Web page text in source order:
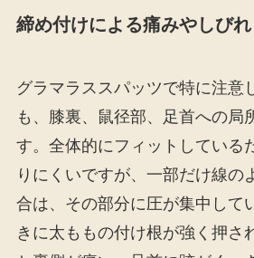
締め付けによる痛みやしびれ
グラマラススパッツで特に注意
も、膝裏、鼠径部、足首への局
す。全体的にフィットしている
りにくいですが、一部だけ線の
合は、その部分に圧が集中して
きに太ももの付け根が強く押さ